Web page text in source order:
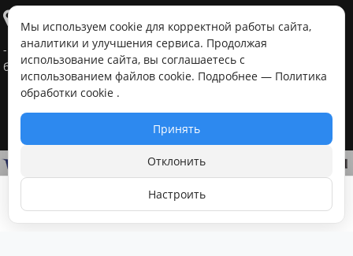
В корзину
Самовывоз
- Офис / склад, г. Минск, ул. Володько 18, с 10:00 - 14:00 в
будний день после согласования с менеджером
Мы используем cookie для корректной работы сайта,
аналитики и улучшения сервиса. Продолжая
использование сайта, вы соглашаетесь с
использованием файлов cookie. Подробнее — Политика
обработки cookie .
Принять
Отклонить
Настроить